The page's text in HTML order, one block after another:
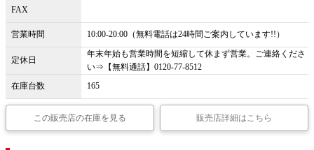
FAX
営業時間 10:00-20:00（無料電話は24時間ご案内しています!!）
定休日
年末年始も営業時間を短縮して休まず営業。ご連絡くださ
い⇒【無料通話】0120-77-8512
在庫台数
165
この販売店の在庫を見る 販売店詳細はこちら